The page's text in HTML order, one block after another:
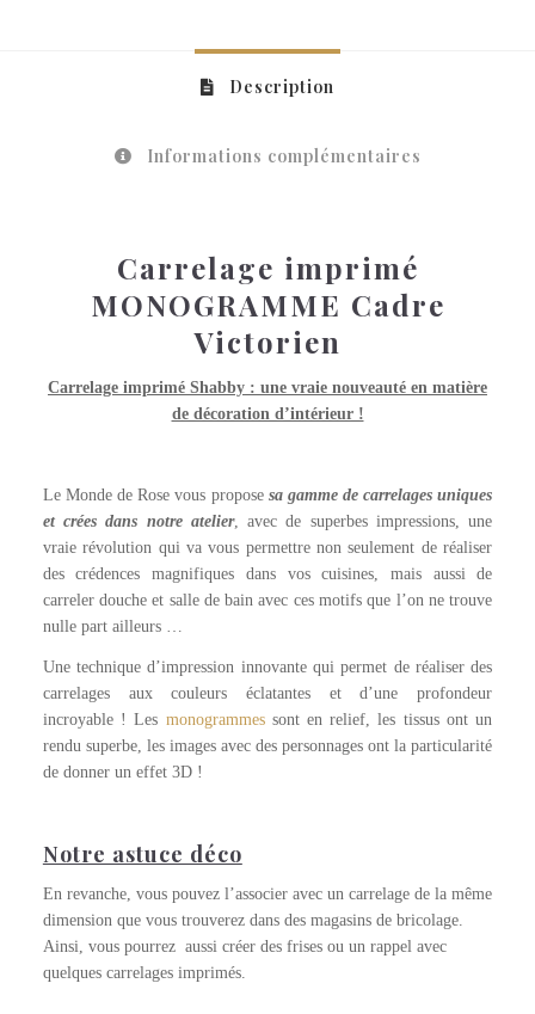
Description
Informations complémentaires
Carrelage imprimé
MONOGRAMME Cadre
Victorien
Carrelage imprimé Shabby : une vraie nouveauté en matière
de décoration d’intérieur !
Le Monde de Rose vous propose sa gamme de carrelages uniques
et crées dans notre atelier, avec de superbes impressions, une
vraie révolution qui va vous permettre non seulement de réaliser
des crédences magnifiques dans vos cuisines, mais aussi de
carreler douche et salle de bain avec ces motifs que l’on ne trouve
nulle part ailleurs …
Une technique d’impression innovante qui permet de réaliser des
carrelages aux couleurs éclatantes et d’une profondeur
incroyable ! Les monogrammessont en relief, les tissus ont un
rendu superbe, les images avec des personnages ont la particularité
de donner un effet 3D !
Notre astuce déco
En revanche, vous pouvez l’associer avec un carrelage de la même
dimension que vous trouverez dans des magasins de bricolage.
Ainsi, vous pourrez aussi créer des frises ou un rappel avec
quelques carrelages imprimés.